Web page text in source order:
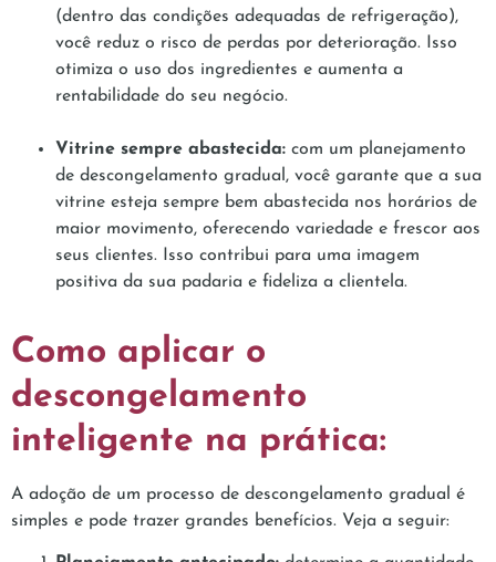
(dentro das condições adequadas de refrigeração),
você reduz o risco de perdas por deterioração. Isso
otimiza o uso dos ingredientes e aumenta a
rentabilidade do seu negócio.
Vitrine sempre abastecida: com um planejamento
de descongelamento gradual, você garante que a sua
vitrine esteja sempre bem abastecida nos horários de
maior movimento, oferecendo variedade e frescor aos
seus clientes. Isso contribui para uma imagem
positiva da sua padaria e fideliza a clientela.
Como aplicar o
descongelamento
inteligente na prática:
A adoção de um processo de descongelamento gradual é
simples e pode trazer grandes benefícios. Veja a seguir: